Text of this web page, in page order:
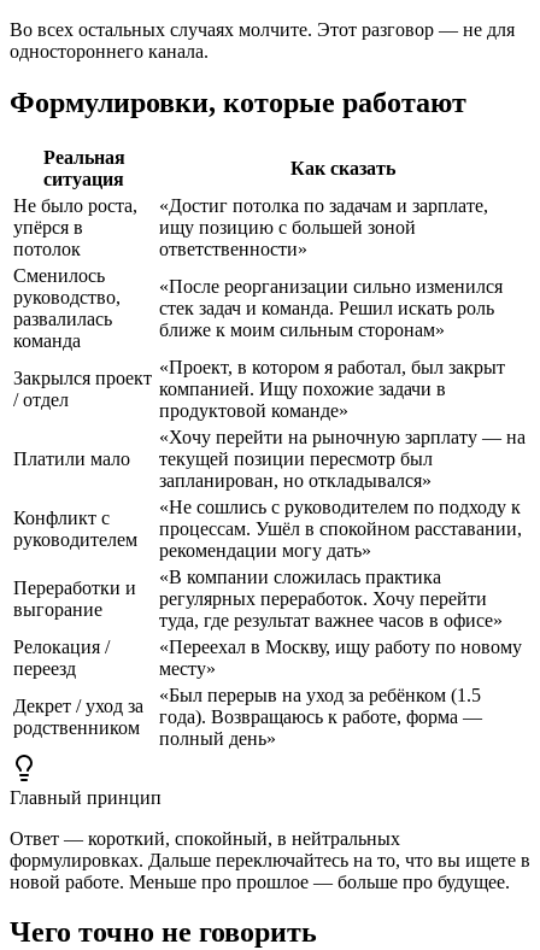
Во всех остальных случаях молчите. Этот разговор — не для
одностороннего канала.
Формулировки, которые работают
Реальная
ситуация
Как сказать
Не было роста,
упёрся в
потолок
«Достиг потолка по задачам и зарплате,
ищу позицию с большей зоной
ответственности»
Сменилось
руководство,
развалилась
команда
«После реорганизации сильно изменился
стек задач и команда. Решил искать роль
ближе к моим сильным сторонам»
Закрылся проект
/ отдел
«Проект, в котором я работал, был закрыт
компанией. Ищу похожие задачи в
продуктовой команде»
Платили мало
«Хочу перейти на рыночную зарплату — на
текущей позиции пересмотр был
запланирован, но откладывался»
Конфликт с
руководителем
«Не сошлись с руководителем по подходу к
процессам. Ушёл в спокойном расставании,
рекомендации могу дать»
Переработки и
выгорание
«В компании сложилась практика
регулярных переработок. Хочу перейти
туда, где результат важнее часов в офисе»
Релокация /
переезд
«Переехал в Москву, ищу работу по новому
месту»
Декрет / уход за
родственником
«Был перерыв на уход за ребёнком (1.5
года). Возвращаюсь к работе, форма —
полный день»
Главный принцип
Ответ — короткий, спокойный, в нейтральных
формулировках. Дальше переключайтесь на то, что вы ищете в
новой работе. Меньше про прошлое — больше про будущее.
Чего точно не говорить